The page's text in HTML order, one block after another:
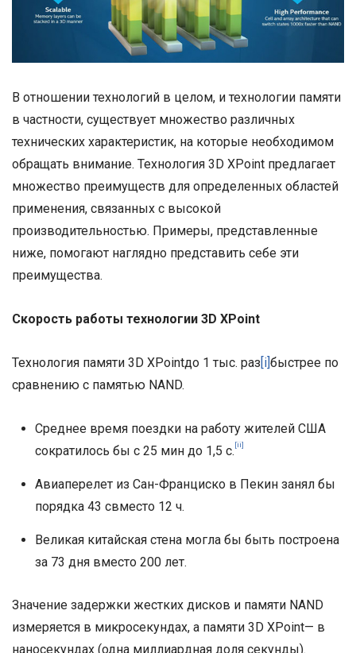
В отношении технологий в целом, и технологии памяти
в частности, существует множество различных
технических характеристик, на которые необходимом
обращать внимание. Технология 3D XPoint предлагает
множество преимуществ для определенных областей
применения, связанных с высокой
производительностью. Примеры, представленные
ниже, помогают наглядно представить себе эти
преимущества.
Скорость работы технологии 3D XPoint
Технология памяти 3D XPointдо 1 тыс. раз[i]быстрее по
сравнению с памятью NAND.
Среднее время поездки на работу жителей США
сократилось бы с 25 мин до 1,5 с. [ii]
Авиаперелет из Сан-Франциско в Пекин занял бы
порядка 43 свместо 12 ч.
Великая китайская стена могла бы быть построена
за 73 дня вместо 200 лет.
Значение задержки жестких дисков и памяти NAND
измеряется в микросекундах, а памяти 3D XPoint— в
наносекундах (одна миллиардная доля секунды).